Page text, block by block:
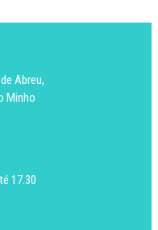
Abreu,
Minho
17.30